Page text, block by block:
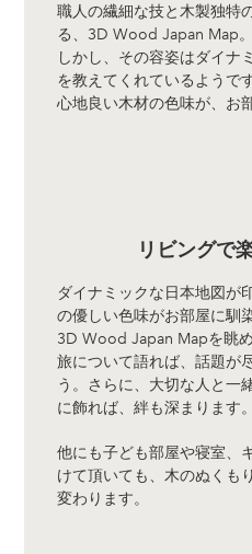
職人の繊細な技と木製独特
る、3D Wood Japan Map。
しかし、その容姿はダイナ
を教えてくれているようです
心地良い木材の色味が、お
リビングで
ダイナミックな日本地図が
の優しい色味がお部屋に馴
3D Wood Japan Mapを眺
旅について語れば、話題が
う。さらに、大切な人と一
に飾れば、絆も深まります。
他にも子ども部屋や寝室、
けて頂いても、木のぬくも
変わります。